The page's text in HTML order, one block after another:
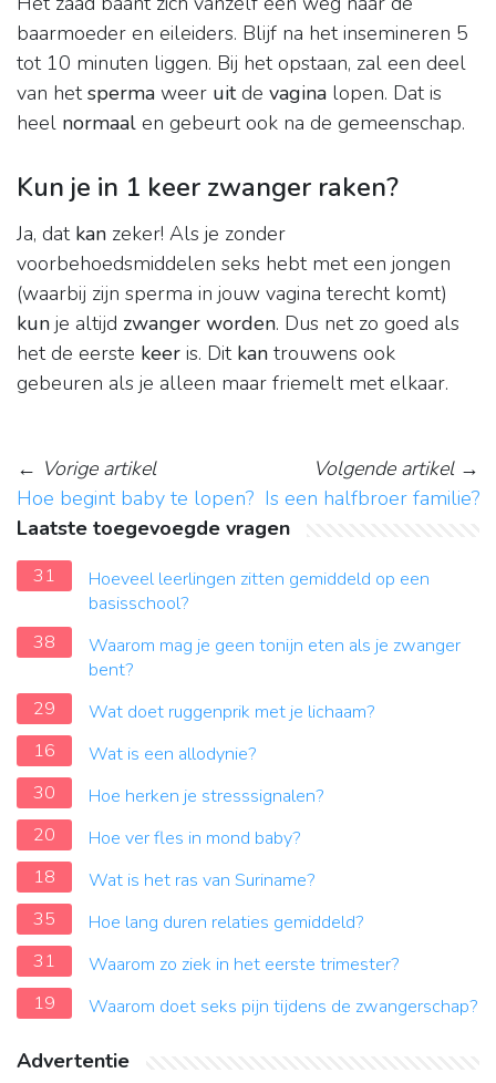
baarmoeder en eileiders. Blijf na het insemineren 5
tot 10 minuten liggen. Bij het opstaan, zal een deel
van hetsperma weer uitde vagina lopen. Dat is
heel normaal en gebeurt ook na de gemeenschap.
Kun je in 1 keer zwanger raken?
Ja, dat kan zeker! Als je zonder
voorbehoedsmiddelen seks hebt met een jongen
(waarbij zijn sperma in jouw vagina terecht komt)
kun je altijd zwanger worden. Dus net zo goed als
het de eerste keer is. Dit kan trouwens ook
gebeuren als je alleen maar friemelt met elkaar.
← Vorige artikel
Hoe begint baby te lopen?
Volgende artikel→
Is een halfbroer familie?
Laatste toegevoegde vragen
31
Hoeveel leerlingen zitten gemiddeld op een
basisschool?
38
Waarom mag je geen tonijn eten als je zwanger
bent?
29
Wat doet ruggenprik met je lichaam?
16
Wat is een allodynie?
30
Hoe herken je stresssignalen?
20
Hoe ver fles in mond baby?
18
Wat is het ras van Suriname?
35
Hoe lang duren relaties gemiddeld?
31
Waarom zo ziek in het eerste trimester?
19
Waarom doet seks pijn tijdens de zwangerschap?
Advertentie